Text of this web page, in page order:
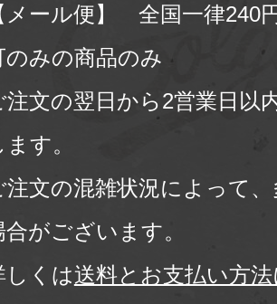
メール便】 全国一律240
のみの商品のみ
注文の翌日から2営業日以
ます。
注文の混雑状況によって
合がございます。
しくは送料とお支払い方